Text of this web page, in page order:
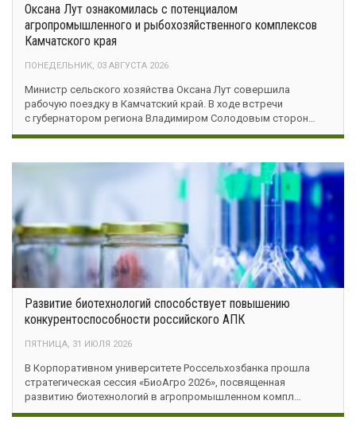
Оксана Лут ознакомилась с потенциалом
агропромышленного и рыбохозяйственного комплексов
Камчатского края
ПОНЕДЕЛЬНИК, 03 АВГУСТА 2026
Министр сельского хозяйства Оксана Лут совершила
рабочую поездку в Камчатский край. В ходе встречи
с губернатором региона Владимиром Солодовым сторон…
Развитие биотехнологий способствует повышению
конкурентоспособности российского АПК
ПЯТНИЦА, 31 ИЮЛЯ 2026
В Корпоративном университете Россельхозбанка прошла
стратегическая сессия «БиоАгро 2026», посвященная
развитию биотехнологий в агропромышленном компл…